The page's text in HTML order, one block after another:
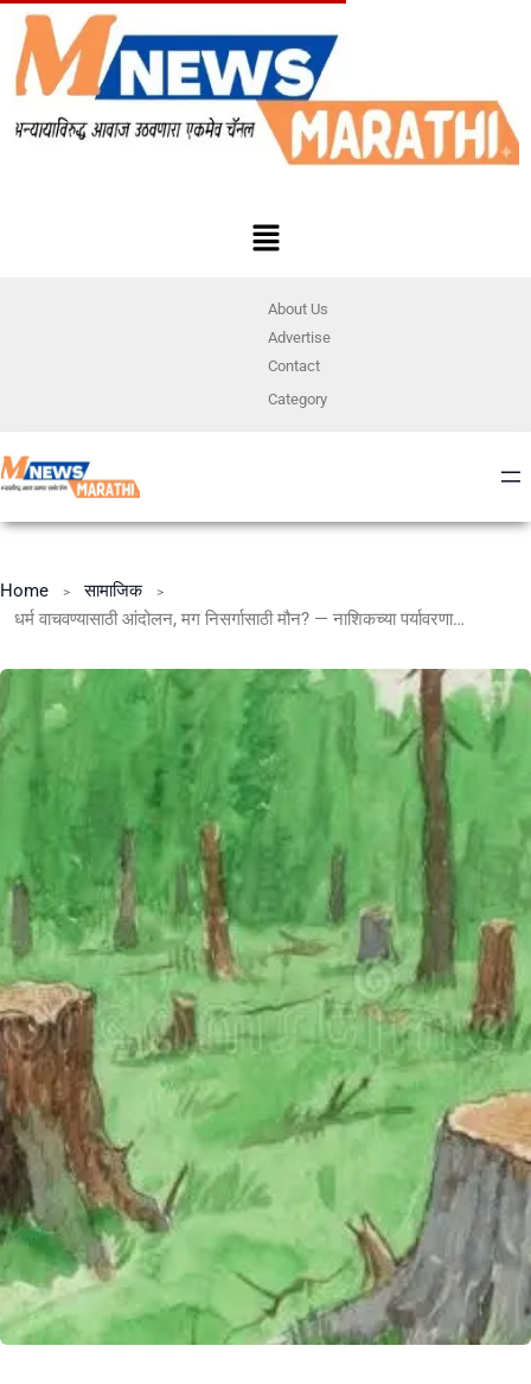
About Us
Advertise
Contact
Category
Home
सामाजिक
धर्म वाचवण्यासाठी आंदोलन, मग निसर्गासाठी मौन? ​— नाशिकच्या पर्यावरणाच्या नैतिकतेवर एक गंभीर प्रश्न